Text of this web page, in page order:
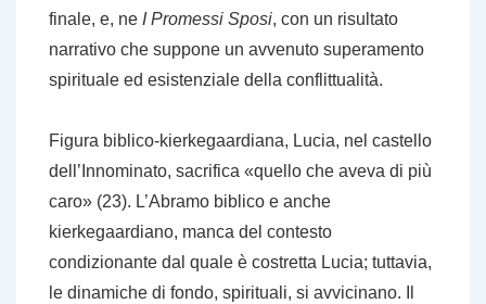
finale, e, ne I Promessi Sposi, con un risultato
narrativo che suppone un avvenuto superamento
spirituale ed esistenziale della conflittualità.
Figura biblico-kierkegaardiana, Lucia, nel castello
dell’Innominato, sacrifica «quello che aveva di più
caro» (23). L’Abramo biblico e anche
kierkegaardiano, manca del contesto
condizionante dal quale è costretta Lucia; tuttavia,
le dinamiche di fondo, spirituali, si avvicinano. Il